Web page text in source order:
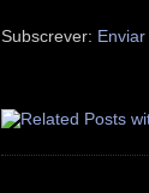
Subscrever: